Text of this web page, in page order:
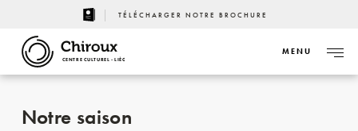
TÉLÉCHARGER NOTRE BROCHURE
CENTRE CULTUREL - LIÈGE
MENU
Notre saison